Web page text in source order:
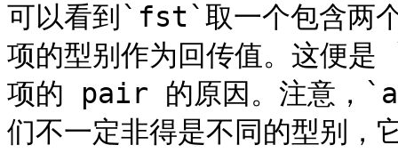
可以看到`fst`取一个包含两
项的型别作为回传值。这便
项的 pair 的原因。注意，
们不一定非得是不同的型别，